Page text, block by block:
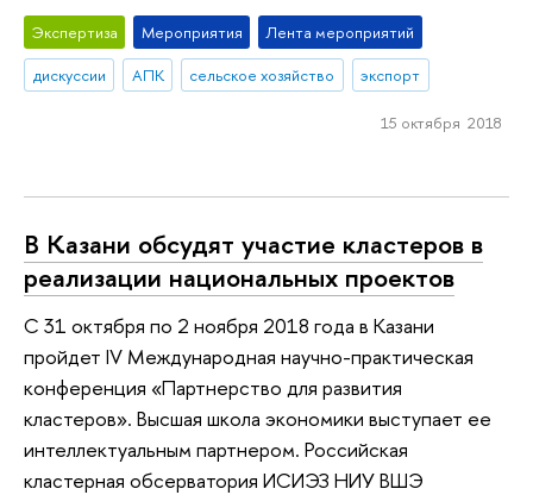
Экспертиза Мероприятия
Лента мероприятий
дискуссии
АПК сельское хозяйство экспорт
15 октября 2018
В Казани обсудят участие кластеров в
реализации национальных проектов
С 31 октября по 2 ноября 2018 года в Казани
пройдет IV Международная научно-практическая
конференция «Партнерство для развития
кластеров». Высшая школа экономики выступает ее
интеллектуальным партнером. Российская
кластерная обсерватория ИСИЭЗ НИУ ВШЭ